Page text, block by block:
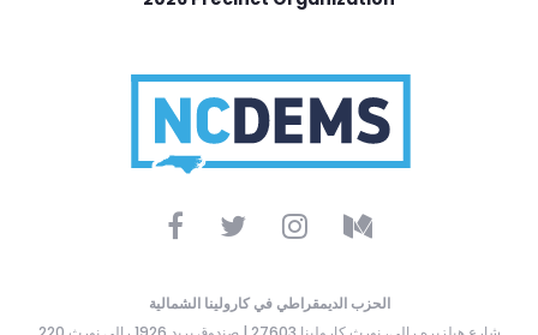
الحزب الديمقراطي في كارولينا الشمالية